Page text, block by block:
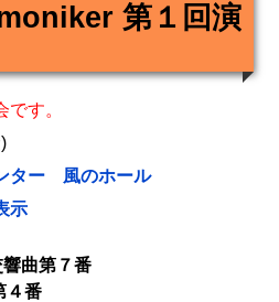
第１回演
す。
ター 風のホール
示
曲第７番
４番